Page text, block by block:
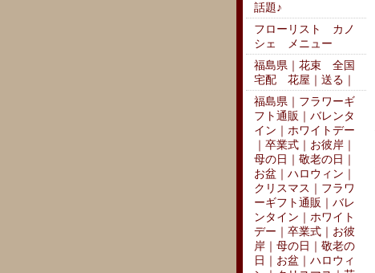
話題♪
フローリスト カノ
シェ メニュー
福島県｜花束 全国
宅配 花屋｜送る｜
福島県｜フラワーギ
フト通販｜バレンタ
イン｜ホワイトデー
｜卒業式｜お彼岸｜
母の日｜敬老の日｜
お盆｜ハロウィン｜
クリスマス｜フラワ
ーギフト通販｜バレ
ンタイン｜ホワイト
デー｜卒業式｜お彼
岸｜母の日｜敬老の
日｜お盆｜ハロウィ